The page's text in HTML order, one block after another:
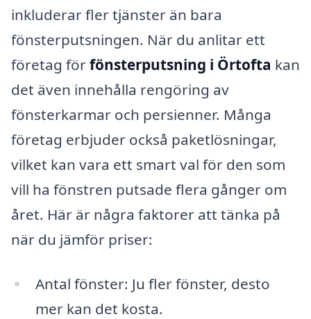
inkluderar fler tjänster än bara
fönsterputsningen. När du anlitar ett
företag förfönsterputsning i Örtofta kan
det även innehålla rengöring av
fönsterkarmar och persienner. Många
företag erbjuder också paketlösningar,
vilket kan vara ett smart val för den som
vill ha fönstren putsade flera gånger om
året. Här är några faktorer att tänka på
när du jämför priser:
Antal fönster: Ju fler fönster, desto
mer kan det kosta.